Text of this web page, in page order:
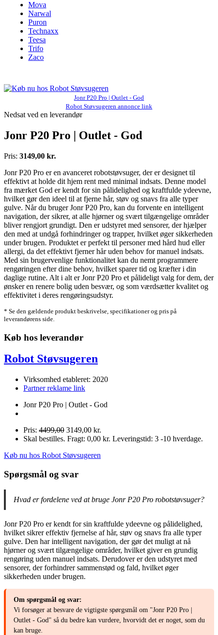
Mova
Narwal
Puron
Technaxx
Teesa
Trifo
Zaco
Jonr P20 Pro | Outlet - God
Robot Støvsugeren annonce link
Nedsat ved en leverandør
Jonr P20 Pro | Outlet - God
Pris: 3149,00 kr.
Jonr P20 Pro er en avanceret robotstøvsuger, der er designet til
effektivt at holde dit hjem rent med minimal indsats. Denne model
fra mærket God er kendt for sin pålidelighed og kraftfulde ydeevne,
hvilket gør den ideel til at fjerne hår, støv og snavs fra alle typer
gulve. Når du bruger Jonr P20 Pro, kan du forvente en intelligent
navigation, der sikrer, at alle hjørner og svært tilgængelige områder
bliver rengjort grundigt. Den er udstyret med sensorer, der hjælper
den med at undgå forhindringer og trapper, hvilket øger sikkerheden
under brugen. Produktet er perfekt til personer med hård hud eller
allergi, da det effektivt fjerner hår uden behov for manuel indsats.
Med sin brugervenlige funktionalitet kan du nemt programmere
rengøringen efter dine behov, hvilket sparer tid og kræfter i din
daglige rutine. Alt i alt er Jonr P20 Pro et pålideligt valg for dem, der
ønsker en renere bolig uden besvær, og som værdsætter kvalitet og
effektivitet i deres rengøringsudstyr.
* Se den gældende produkt beskrivelse, specifikationer og pris på
leverandørens side.
Køb hos leverandør
Robot Støvsugeren
Virksomhed etableret: 2020
Partner reklame link
Jonr P20 Pro | Outlet - God
Pris: 4499,00 3149,00 kr.
Skal bestilles. Fragt: 0,00 kr. Leveringstid: 3 -10 hverdage.
Køb nu hos Robot Støvsugeren
Spørgsmål og svar
Hvad er fordelene ved at bruge Jonr P20 Pro robotstøvsuger?
Jonr P20 Pro er kendt for sin kraftfulde ydeevne og pålidelighed,
hvilket sikrer effektiv fjernelse af hår, støv og snavs fra alle typer
gulve. Den har intelligent navigation, der gør det muligt at nå
hjørner og svært tilgængelige områder, hvilket giver en grundig
rengøring uden manuel indsats. Derudover er den udstyret med
sensorer, der forhindrer sammenstød og fald, hvilket øger
sikkerheden under brugen.
Om spørgsmål og svar:
Vi forsøger at besvare de vigtigste spørgsmål om "Jonr P20 Pro |
Outlet - God" så du bedre kan vurdere, hvorvidt det er noget, som du
kan bruge.